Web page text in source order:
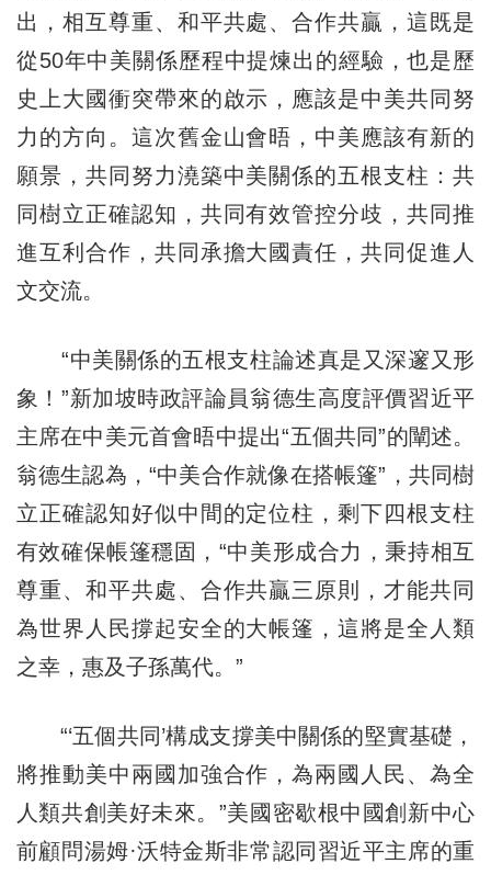
出，相互尊重、和平共處、合作共贏，這既是
從50年中美關係歷程中提煉出的經驗，也是歷
史上大國衝突帶來的啟示，應該是中美共同努
力的方向。這次舊金山會晤，中美應該有新的
願景，共同努力澆築中美關係的五根支柱：共
同樹立正確認知，共同有效管控分歧，共同推
進互利合作，共同承擔大國責任，共同促進人
文交流。
“中美關係的五根支柱論述真是又深邃又形
象！”新加坡時政評論員翁德生高度評價習近平
主席在中美元首會晤中提出“五個共同”的闡述。
翁德生認為，“中美合作就像在搭帳篷”，共同樹
立正確認知好似中間的定位柱，剩下四根支柱
有效確保帳篷穩固，“中美形成合力，秉持相互
尊重、和平共處、合作共贏三原則，才能共同
為世界人民撐起安全的大帳篷，這將是全人類
之幸，惠及子孫萬代。”
“‘五個共同’構成支撐美中關係的堅實基礎，
將推動美中兩國加強合作，為兩國人民、為全
人類共創美好未來。”美國密歇根中國創新中心
前顧問湯姆·沃特金斯非常認同習近平主席的重